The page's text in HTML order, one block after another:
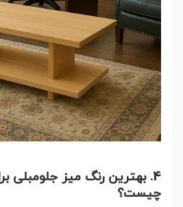
4. بهترین رنگ میز جلومبلی
چیست؟